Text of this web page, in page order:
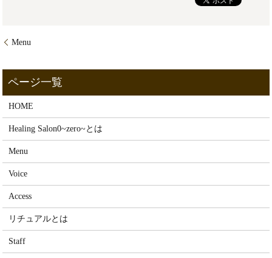
Menu
HOME
Healing Salon0~zero~とは
Menu
Voice
Access
リチュアルとは
Staff